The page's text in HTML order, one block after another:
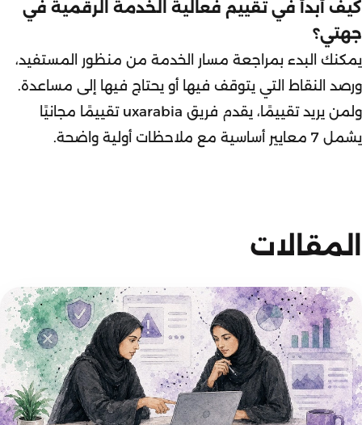
كيف أبدأ في تقييم فعالية الخدمة الرقمية في
جهتي؟
يمكنك البدء بمراجعة مسار الخدمة من منظور المستفيد،
ورصد النقاط التي يتوقف فيها أو يحتاج فيها إلى مساعدة.
ولمن يريد تقييمًا، يقدم فريق uxarabia تقييمًا مجانيًا
يشمل 7 معايير أساسية مع ملاحظات أولية واضحة.
المقالات